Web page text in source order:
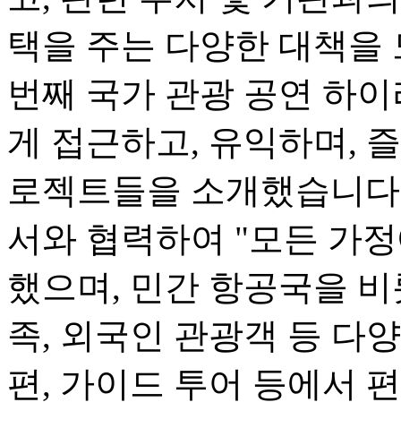
택을 주는 다양한 대책을
번째 국가 관광 공연 하
게 접근하고, 유익하며,
로젝트들을 소개했습니
서와 협력하여 "모든 가
했으며, 민간 항공국을
족, 외국인 관광객 등 다
편, 가이드 투어 등에서